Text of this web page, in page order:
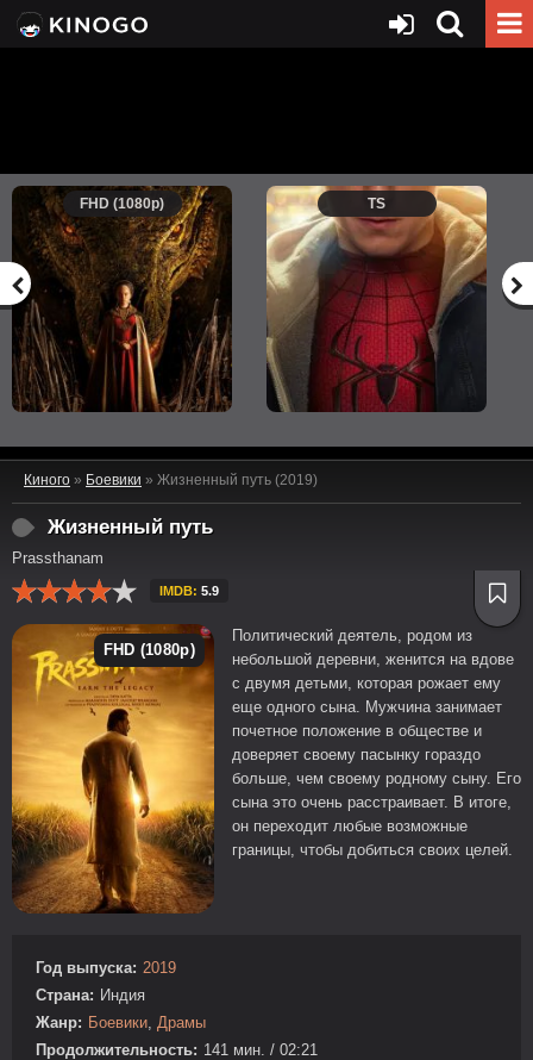
FHD (1080p) TS
Киного » Боевики » Жизненный путь (2019)
Жизненный путь
Prassthanam
IMDB: 5.9
FHD (1080p)
Политический деятель, родом из
небольшой деревни, женится на вдове
с двумя детьми, которая рожает ему
еще одного сына. Мужчина занимает
почетное положение в обществе и
доверяет своему пасынку гораздо
больше, чем своему родному сыну. Его
сына это очень расстраивает. В итоге,
он переходит любые возможные
границы, чтобы добиться своих целей.
Год выпуска: 2019
Страна: Индия
Жанр: Боевики Драмы
Продолжительность: 141 мин. / 02:21